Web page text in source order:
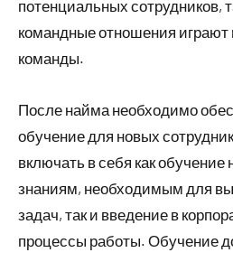
потенциальных сотрудников,
командные отношения играют
команды.
После найма необходимо
обучение для новых
включать в себя как
знаниям, необходимым для
задач, так и введение в
процессы работы. Обучение